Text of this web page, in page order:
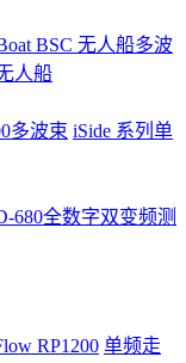
BSC 无人船多波
人船
多波束 iSide 系列单
680全数字双变频测
RP1200 单频走